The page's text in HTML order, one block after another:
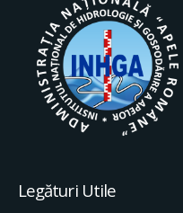
Legături Utile